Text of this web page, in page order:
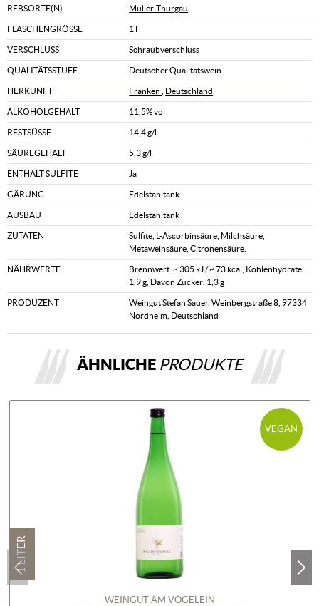
REBSORTE(N) Müller-Thurgau
FLASCHENGRÖSSE 1 l
VERSCHLUSS Schraubverschluss
QUALITÄTSSTUFE Deutscher Qualitätswein
HERKUNFT Franken Deutschland
ALKOHOLGEHALT 11,5% vol
RESTSÜSSE 14,4 g/l
SÄUREGEHALT 5,3 g/l
ENTHÄLT SULFITE Ja
GÄRUNG Edelstahltank
AUSBAU Edelstahltank
ZUTATEN
Sulfite, L-Ascorbinsäure, Milchsäure,
Metaweinsäure, Citronensäure.
NÄHRWERTE
Brennwert: ~ 305 kJ / ~ 73 kcal, Kohlenhydrate:
1,9 g, Davon Zucker: 1,3 g
PRODUZENT
Weingut Stefan Sauer, Weinbergstraße 8, 97334
Nordheim, Deutschland
ÄHNLICHE PRODUKTE
VEGAN
1 LITER
WEINGUT AM VÖGELEIN